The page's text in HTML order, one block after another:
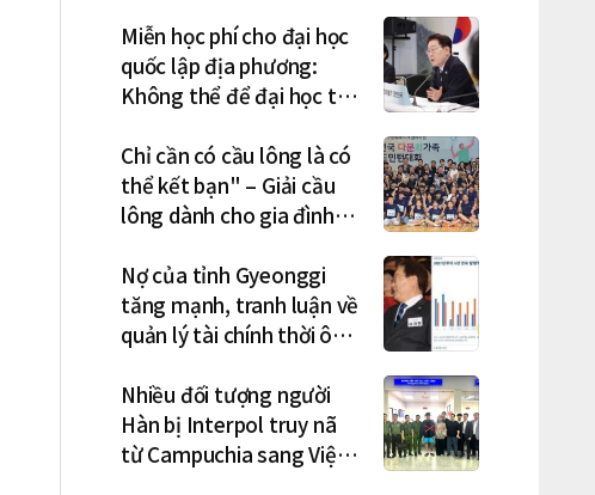
việc làm – định cư"
Miễn học phí cho đại học
quốc lập địa phương:
Không thể để đại học tư
Chỉ cần có cầu lông là có
thể kết bạn" – Giải cầu
lông dành cho gia đình
Nợ của tỉnh Gyeonggi
tăng mạnh, tranh luận về
quản lý tài chính thời ông
Nhiều đối tượng người
Hàn bị Interpol truy nã
từ Campuchia sang Việt